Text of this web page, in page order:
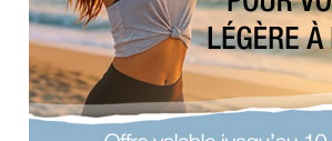
(0) commentaires